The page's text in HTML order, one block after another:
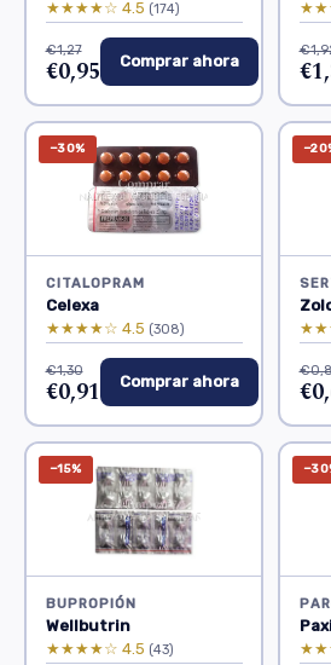
★★★★☆ 4.5 (174)
€1,27
€0,95 Comprar ahora
−30%
CITALOPRAM
Celexa
★★★★☆ 4.5 (308)
€1,30
€0,91 Comprar ahora
−15%
BUPROPIÓN
Wellbutrin
★★★★☆ 4.5 (43)